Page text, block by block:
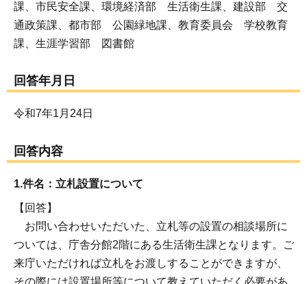
課、市民安全課、環境経済部 生活衛生課、建設部 交
通政策課、都市部 公園緑地課、教育委員会 学校教育
課、生涯学習部 図書館
回答年月日
令和7年1月24日
回答内容
1.件名：立札設置について
【回答】
お問い合わせいただいた、立札等の設置の相談場所に
ついては、庁舎分館2階にある生活衛生課となります。ご
来庁いただければ立札をお渡しすることができますが、